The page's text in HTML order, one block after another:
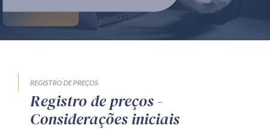
Produtos e serviços
Orientação por Escrito
Mentoria Zênite
REGISTRO DE PREÇOS
Registro de preços -
Considerações iniciais